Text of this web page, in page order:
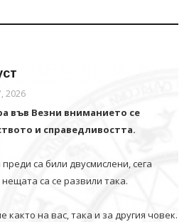
2026
във Везни вниманието се
и справедливостта.
са били двусмислени, сега
са се развили така.
на вас, така и за другия човек.